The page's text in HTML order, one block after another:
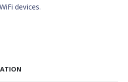
devices.